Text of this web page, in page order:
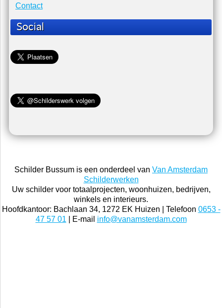
Foto en video
Links
Nieuws
Contact
Schilder Bussum is een onderdeel vanVan Amsterdam
Schilderwerken